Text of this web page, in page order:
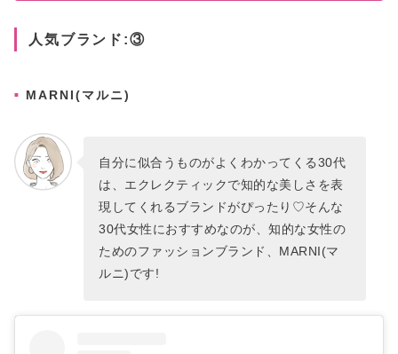
人気ブランド:③
MARNI(マルニ)
自分に似合うものがよくわかってくる30代
は、エクレクティックで知的な美しさを表
現してくれるブランドがぴったり♡そんな
30代女性におすすめなのが、知的な女性の
ためのファッションブランド、MARNI(マ
ルニ)です!